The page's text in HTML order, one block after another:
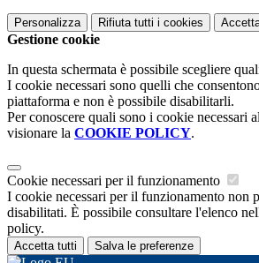
Personalizza Rifiuta tutti i cookies
Gestione cookie
In questa schermata è possibile scegliere
I cookie necessari sono quelli che
piattaforma e non è possibile disabilitarli.
Per conoscere quali sono i cookie necessari
visionare la COOKIE POLICY.
Cookie necessari per il funzionamento
I cookie necessari per il funzionamento non
disabilitati. È possibile consultare l'elenco
policy.
Accetta tutti Salva le preferenze